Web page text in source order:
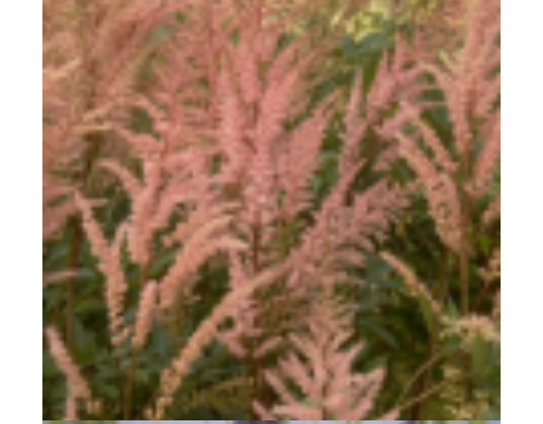
Spirea
Astilbe 'Bronce Elegans'